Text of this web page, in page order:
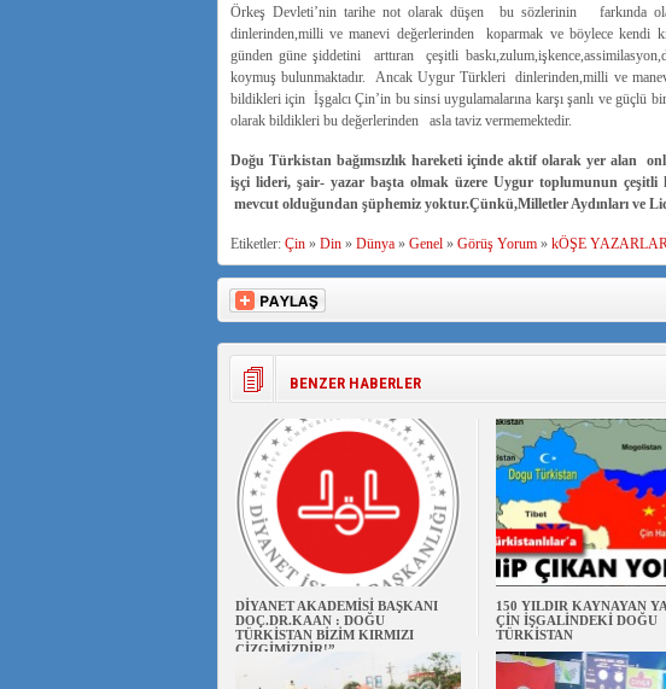
Örkeş Devleti’nin tarihe not olarak düşen bu sözlerinin farkında
dinlerinden,milli ve manevi değerlerinden koparmak ve böylece kendi
günden güne şiddetini arttıran çeşitli
koymuş bulunmaktadır. Ancak Uygur Türkleri dinlerinden,milli ve
bildikleri için İşgalcı Çin’in bu sinsi uygulamalarına karşı şanlı ve güçlü
olarak bildikleri bu değerlerinden asla taviz vermemektedir.
Doğu Türkistan bağımsızlık hareketi içinde aktif olarak yer alan
işçi lideri, şair- yazar başta olmak üzere Uygur toplumunun
mevcut olduğundan şüphemiz yoktur.Çünkü,Milletler Aydınları ve
Etiketler: Çin» Din» Dünya» Genel» Görüş Yorum» kÖŞE
BENZER HABERLER
DİYANET AKADEMİSİ BAŞKANI
DOÇ.DR.KAAN : DOĞU
TÜRKİSTAN BİZİM KIRMIZI
ÇİZGİMİZDİR!”
150 YILDIR KAYNAYAN
ÇİN İŞGALİNDEKİ DOĞU
TÜRKİSTAN